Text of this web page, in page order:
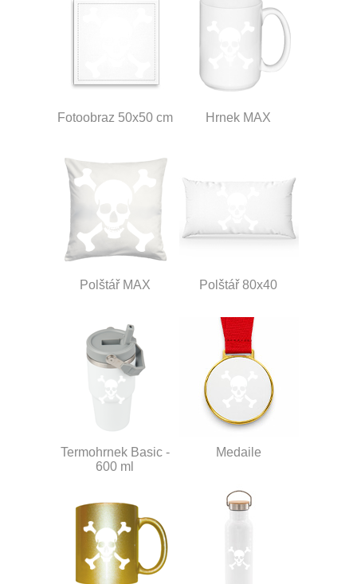
Fotoobraz 50x50 cm Hrnek MAX
Polštář MAX Polštář 80x40
Termohrnek Basic -
600 ml
Medaile